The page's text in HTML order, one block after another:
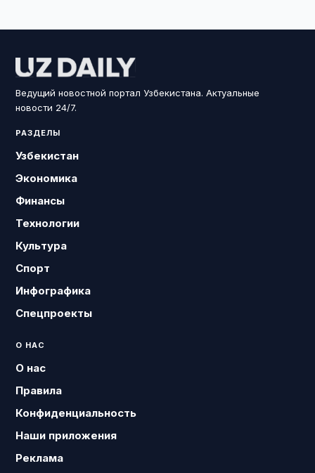
Ведущий новостной портал Узбекистана. Актуальные
новости 24/7.
РАЗДЕЛЫ
Узбекистан
Экономика
Финансы
Технологии
Культура
Спорт
Инфографика
Спецпроекты
О НАС
О нас
Правила
Конфиденциальность
Наши приложения
Реклама